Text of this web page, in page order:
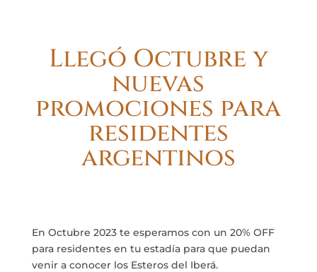
Llegó Octubre y
nuevas
promociones para
residentes
argentinos
En Octubre 2023 te esperamos con un 20% OFF
para residentes en tu estadía para que puedan
venir a conocer los Esteros del Iberá.